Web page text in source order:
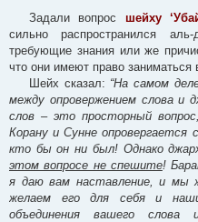
Задали вопрос шейху
сильно распространился
требующие знания или же
что они имеют право заниматься
Шейх сказал: “На самом
между опровержением слова и
слов – это просторный
Корану и Сунне опровергается
кто бы он ни был! Однако
этом вопросе не спешите!
я даю вам наставление, и мы
желаем его для себя и
объединения вашего слова